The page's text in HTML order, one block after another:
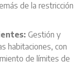
de la restricción
Gestión y
habitaciones, con
de límites de